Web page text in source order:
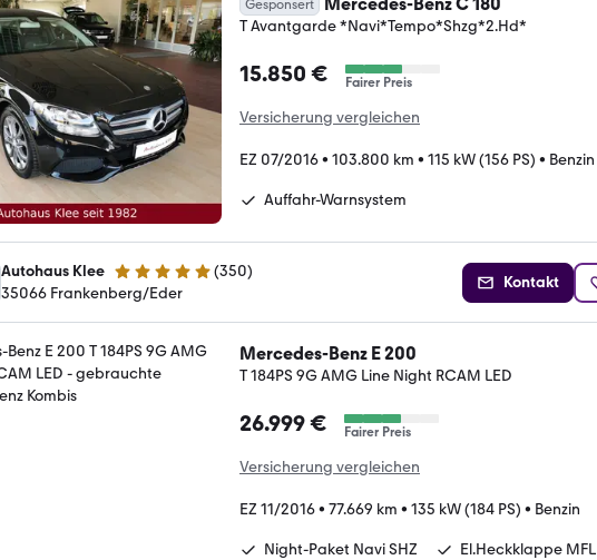
Gesponsert
T Avantgarde *Navi*Tempo*Shzg*2.Hd*
15.850 € Fairer Preis
Versicherung vergleichen
EZ 07/2016• 103.800 km • 115 kW (156 PS) • Benzin
Auffahr-Warnsystem
Autohaus Klee 4.9 Sterne (350)
35066 Frankenberg/Eder
Kontakt
Mercedes-Benz E 200
T 184PS 9G AMG Line Night RCAM LED
26.999 € Fairer Preis
Versicherung vergleichen
EZ 11/2016• 77.669 km • 135 kW (184 PS) • Benzin
Night-Paket Navi SHZ
El.Heckklappe MFL